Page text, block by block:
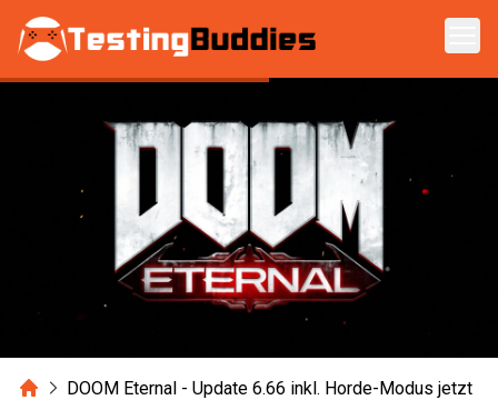
Zum Hauptinhalt springen
HomeDOOM Eternal - Update 6.66 inkl. Horde-Modus jetzt